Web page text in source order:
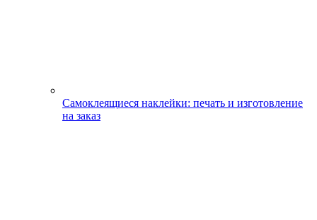
Самоклеящиеся наклейки: печать и изготовление
на заказ